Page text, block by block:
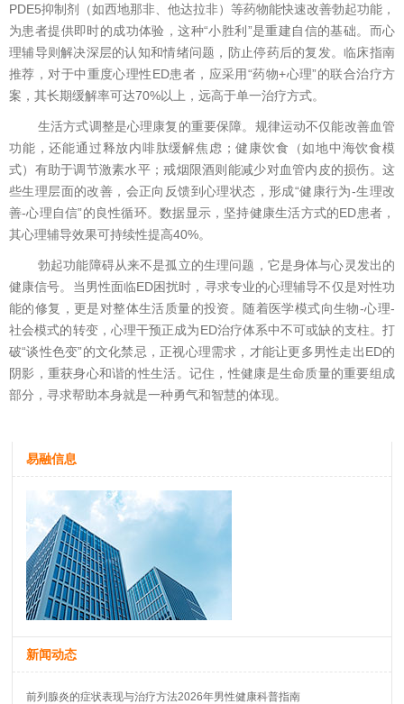
PDE5抑制剂（如西地那非、他达拉非）等药物能快速改善勃起功能，
为患者提供即时的成功体验，这种“小胜利”是重建自信的基础。而心
理辅导则解决深层的认知和情绪问题，防止停药后的复发。临床指南
推荐，对于中重度心理性ED患者，应采用“药物+心理”的联合治疗方
案，其长期缓解率可达70%以上，远高于单一治疗方式。
生活方式调整是心理康复的重要保障。规律运动不仅能改善血管
功能，还能通过释放内啡肽缓解焦虑；健康饮食（如地中海饮食模
式）有助于调节激素水平；戒烟限酒则能减少对血管内皮的损伤。这
些生理层面的改善，会正向反馈到心理状态，形成“健康行为-生理改
善-心理自信”的良性循环。数据显示，坚持健康生活方式的ED患者，
其心理辅导效果可持续性提高40%。
勃起功能障碍从来不是孤立的生理问题，它是身体与心灵发出的
健康信号。当男性面临ED困扰时，寻求专业的心理辅导不仅是对性功
能的修复，更是对整体生活质量的投资。随着医学模式向生物-心理-
社会模式的转变，心理干预正成为ED治疗体系中不可或缺的支柱。打
破“谈性色变”的文化禁忌，正视心理需求，才能让更多男性走出ED的
阴影，重获身心和谐的性生活。记住，性健康是生命质量的重要组成
部分，寻求帮助本身就是一种勇气和智慧的体现。
易融信息
新闻动态
前列腺炎的症状表现与治疗方法2026年男性健康科普指南